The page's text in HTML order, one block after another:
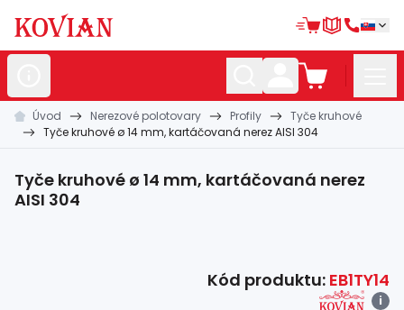
Nerezovépolotovary
Kovanépolotovary
Úvod Nerezové polotovary Profily
Tyče kruhové
Tyče kruhové ø 14 mm, kartáčovaná nerez AISI 304
Tyče kruhové ø 14 mm, kartáčovaná nerez
AISI 304
Kód produktu: EB1TY14
i